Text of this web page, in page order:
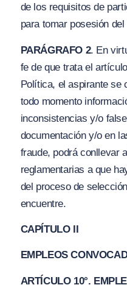
de los requisitos de
para tomar posesión del
PARÁGRAFO 2. En
fe de que trata el
Política, el aspirante se
todo momento
inconsistencias y/o
documentación y/o en
fraude, podrá conllevar
reglamentarias a que
del proceso de
encuentre.
CAPÍTULO II
EMPLEOS
ARTÍCULO 10°.